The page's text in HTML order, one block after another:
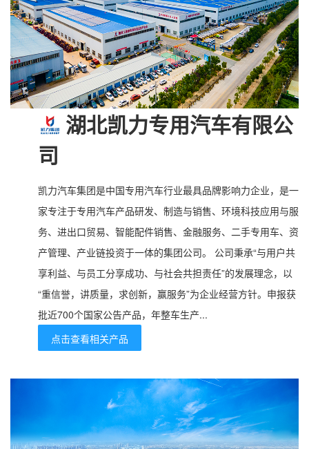
湖北凯力专用汽车有限公
司
凯力汽车集团是中国专用汽车行业最具品牌影响力企业，是一
家专注于专用汽车产品研发、制造与销售、环境科技应用与服
务、进出口贸易、智能配件销售、金融服务、二手专用车、资
产管理、产业链投资于一体的集团公司。 公司秉承“与用户共
享利益、与员工分享成功、与社会共担责任”的发展理念，以
“重信誉，讲质量，求创新，赢服务”为企业经营方针。申报获
批近700个国家公告产品，年整车生产...
点击查看相关产品